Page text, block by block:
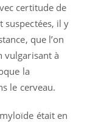
certitude de
suspectées, il y
que l’on
vulgarisant à
la
le cerveau.
était en